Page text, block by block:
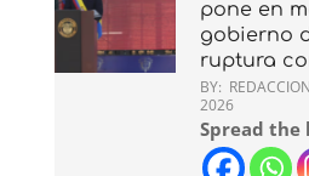
pone en
gobierno
ruptura
BY: REDACCION
2026
Spread the